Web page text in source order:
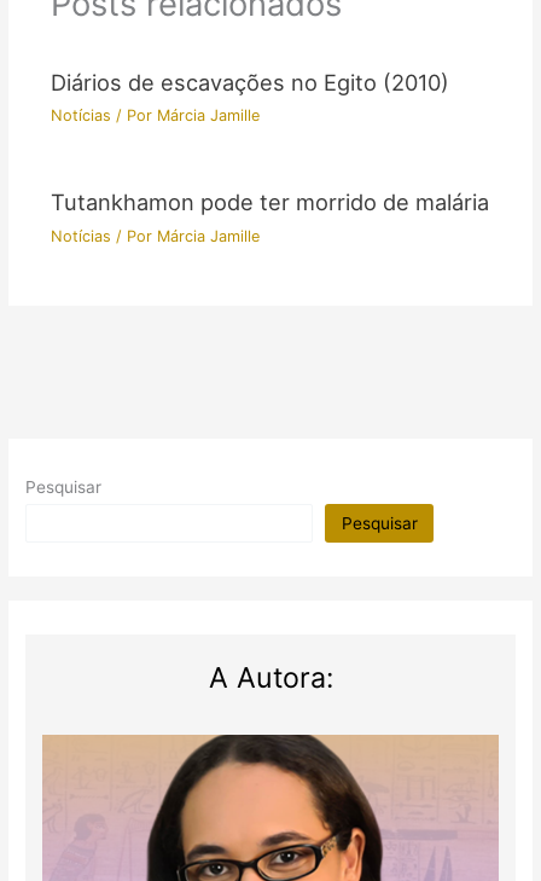
Diários de escavações no Egito (2010)
Notícias / Por Márcia Jamille
Tutankhamon pode ter morrido de malária
Notícias / Por Márcia Jamille
Pesquisar
Pesquisar
A Autora: